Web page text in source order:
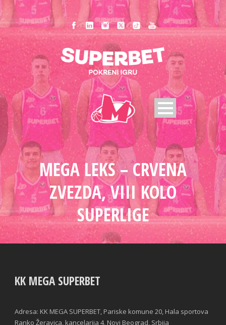
MEGA LEKS – CRVENA
ZVEZDA, VIII KOLO
SUPERLIGE
KK MEGA SUPERBET
Adresa: KK MEGA SUPERBET, Pariske komune 20, Hala sportova
Ranko Žeravica, kancelarija 4, Novi Beograd, Srbija